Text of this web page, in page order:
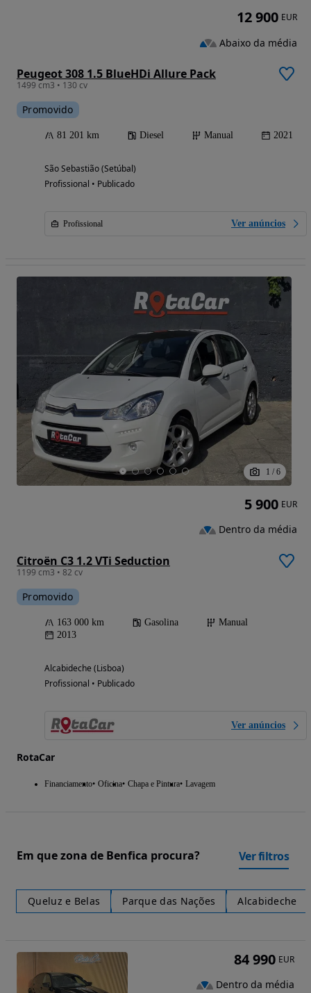
Peugeot 308 1.5 BlueHDi Allure Pack
1499 cm3 • 130 cv
Promovido
81 201 km Diesel Manual 2021
São Sebastião (Setúbal)
Profissional • Publicado
Profissional Ver anúncios
12 900 EUR
Abaixo da média
1 / 6
Citroën C3 1.2 VTi Seduction
1199 cm3 • 82 cv
Promovido
163 000 km Gasolina
Manual
2013
Alcabideche (Lisboa)
Profissional • Publicado
Ver anúncios
RotaCar
Financiamento Oficina Chapa e Pintura Lavagem
5 900 EUR
Dentro da média
Em que zona de Benfica procura? Ver filtros
Queluz e Belas Parque das Nações Alcabideche
84 990 EUR
Dentro da média